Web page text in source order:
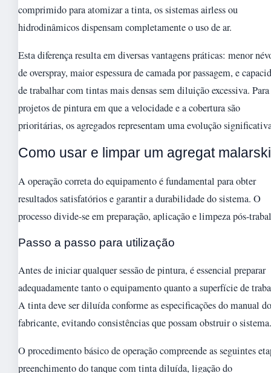
comprimido para atomizar a tinta, os sistemas airless ou
hidrodinâmicos dispensam completamente o uso de ar.
Esta diferença resulta em diversas vantagens práticas: menor
de overspray, maior espessura de camada por passagem, e
de trabalhar com tintas mais densas sem diluição excessiva. Para
projetos de pintura em que a velocidade e a cobertura são
prioritárias, os agregados representam uma evolução
Como usar e limpar um agregat
A operação correta do equipamento é fundamental para obter
resultados satisfatórios e garantir a durabilidade do sistema. O
processo divide-se em preparação, aplicação e limpeza pós-
Passo a passo para utilização
Antes de iniciar qualquer sessão de pintura, é essencial preparar
adequadamente tanto o equipamento quanto a superfície de
A tinta deve ser diluída conforme as especificações do manual do
fabricante, evitando consistências que possam obstruir o sistema.
O procedimento básico de operação compreende as seguintes
preenchimento do tanque com tinta diluída, ligação do